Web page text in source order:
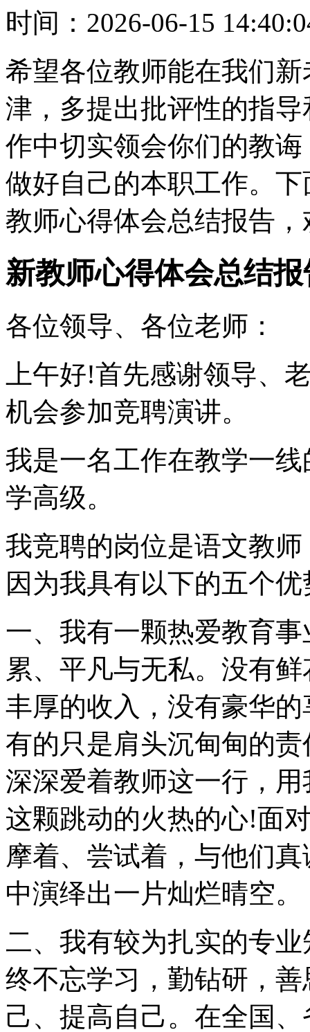
时间： 2026-06-15
希望各位教师能在我们
津，多提出批评性的指
作中切实领会你们的教
做好自己的本职工作。
教师心得体会总结报告
新教师心得体会总结
各位领导、各位老师：
上午好!首先感谢领导、
机会参加竞聘演讲。
我是一名工作在教学一
学高级。
我竞聘的岗位是语文教
因为我具有以下的五个优
一、我有一颗热爱教育
累、平凡与无私。没有
丰厚的收入，没有豪华
有的只是肩头沉甸甸的
深深爱着教师这一行，
这颗跳动的火热的心!面
摩着、尝试着，与他们
中演绎出一片灿烂晴空。
二、我有较为扎实的专
终不忘学习，勤钻研，
己、提高自己。在全国